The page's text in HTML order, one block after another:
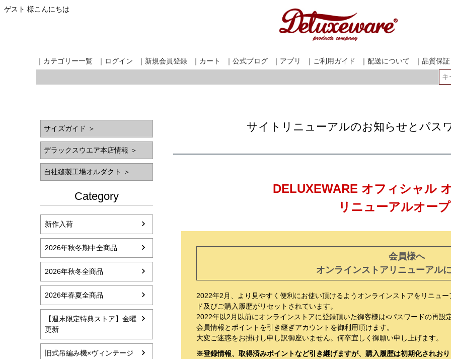
ゲスト 様こんにちは
｜カテゴリー一覧 ｜ログイン ｜新規会員登録 ｜カート ｜公式ブログ ｜アプリ ｜ご利用ガイド ｜配送について
｜品質保証
サイズガイド ＞
デラックスウエア本店情報 ＞
自社縫製工場オルダクト ＞
Category
新作入荷
2026年秋冬期中全商品
2026年秋冬全商品
2026年春夏全商品
【週末限定特典ストア】金曜
更新
旧式吊編み機×ヴィンテージ
サイトリニューアルのお知らせとパス
DELUXEWARE オフィシャル
リニューアルオー
会員様へ
オンラインストアリニューアル
2022年2月、より見やすく便利にお使い頂けるようオンラインストアをリニュ
ド及びご購入履歴がリセットされています。
2022年以2月以前にオンラインストアに登録頂いた御客様は<パスワードの再
会員情報とポイントを引き継ぎアカウントを御利用頂けます。
大変ご迷惑をお掛けし申し訳御座いません。何卒宜しく御願い申し上げます。
※登録情報、取得済みポイントなど引き継げますが、購入履歴は初期化されお